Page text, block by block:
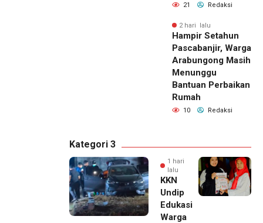
21 Redaksi
2 hari lalu
Hampir Setahun
Pascabanjir, Warga
Arabungong Masih
Menunggu
Bantuan Perbaikan
Rumah
10 Redaksi
Kategori 3
1 hari
lalu
KKN
Undip
Edukasi
Warga